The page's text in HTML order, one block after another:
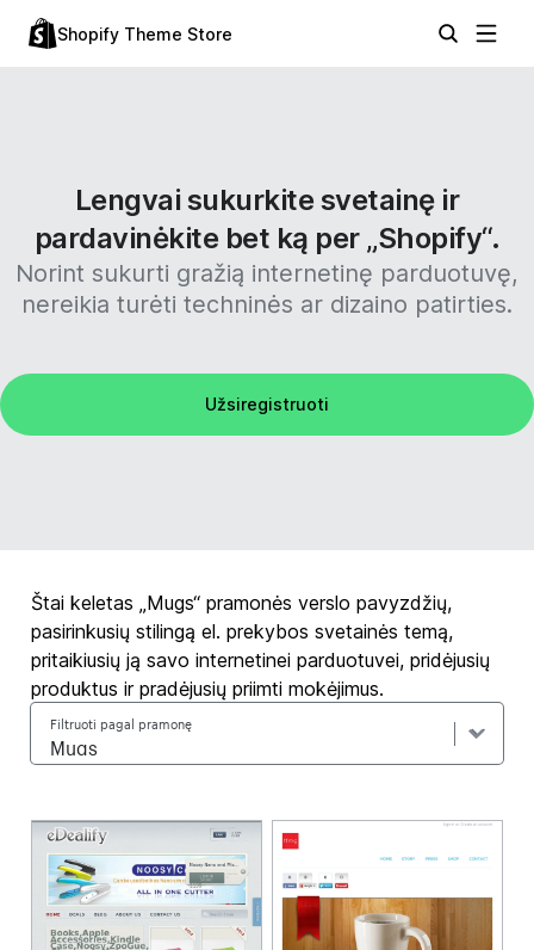
Shopify Theme Store
Lengvai sukurkite svetainę ir
pardavinėkite bet ką per „Shopify“.
Norint sukurti gražią internetinę parduotuvę,
nereikia turėti techninės ar dizaino patirties.
Užsiregistruoti
Štai keletas „Mugs“ pramonės verslo pavyzdžių,
pasirinkusių stilingą el. prekybos svetainės temą,
pritaikiusių ją savo internetinei parduotuvei, pridėjusių
produktus ir pradėjusių priimti mokėjimus.
Filtruoti pagal pramonę